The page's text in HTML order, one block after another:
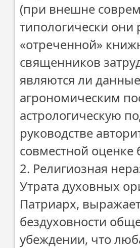
(при внешне
типологически
«отреченной»
священников
являются ли
агрономическим
астрологическую
руководстве
совместной оценке
2. Религиозная
Утрата духовных
Патриарх,
бездуховности
убеждении, что